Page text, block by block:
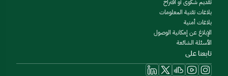
تقديم شكوى أو اقتراح
بلاغات تقنية المعلومات
بلاغات أمنية
الإبلاغ عن إمكانية الوصول
الأسئلة الشائعة
تابعنا على